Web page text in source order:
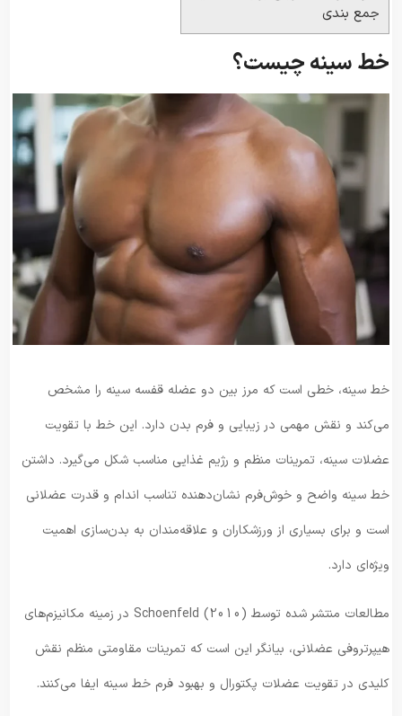
جمع بندی
خط سینه چیست؟
خط سینه، خطی است که مرز بین دو عضله قفسه سینه را مشخص
می‌کند و نقش مهمی در زیبایی و فرم بدن دارد. این خط با تقویت
عضلات سینه، تمرینات منظم و رژیم غذایی مناسب شکل می‌گیرد. داشتن
خط سینه واضح و خوش‌فرم نشان‌دهنده تناسب اندام و قدرت عضلانی
است و برای بسیاری از ورزشکاران و علاقه‌مندان به بدن‌سازی اهمیت
ویژه‌ای دارد.
مطالعات منتشر شده توسط Schoenfeld (2010) در زمینه مکانیزم‌های
هیپرتروفی عضلانی، بیانگر این است که تمرینات مقاومتی منظم نقش
کلیدی در تقویت عضلات پکتورال و بهبود فرم خط سینه ایفا می‌کنند.